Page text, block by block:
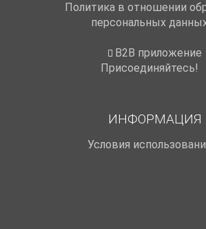
Политика в отношении
персональных
B2B приложение
Присоединяйтесь!
ИНФОРМАЦИЯ
Условия